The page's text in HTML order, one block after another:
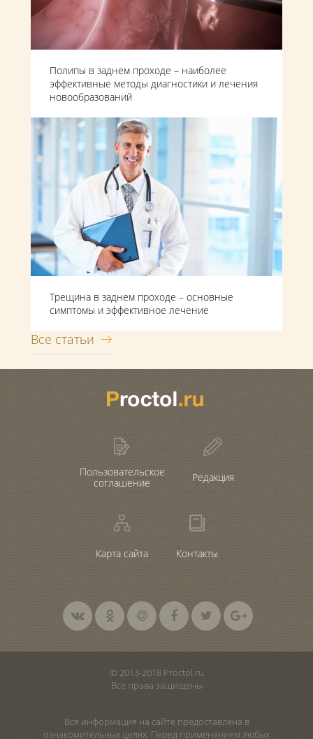
Полипы в заднем проходе – наиболее
эффективные методы диагностики и лечения
новообразований
Трещина в заднем проходе – основные
симптомы и эффективное лечение
Все статьи
Пользовательское
соглашение
Редакция
Карта сайта Контакты
© 2013-2018 Proctol.ru
Все права защищены
Вся информация на сайте предоставлена в
ознакомительных целях. Перед применением любых